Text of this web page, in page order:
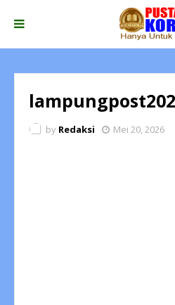
by Redaksi Mei 20, 2026